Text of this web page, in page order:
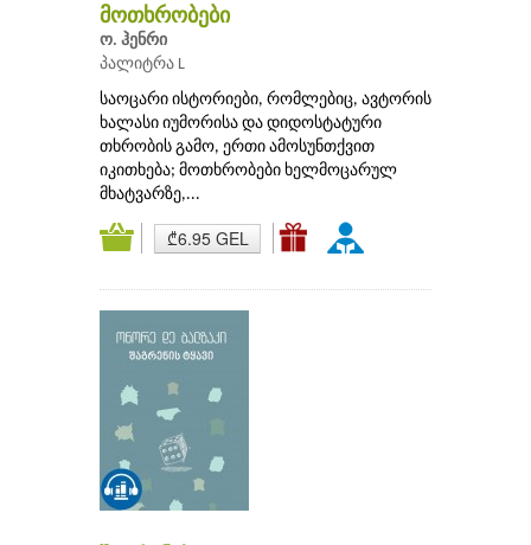
მოთხრობები
ო. ჰენრი
პალიტრა L
საოცარი ისტორიები, რომლებიც, ავტორის
ხალასი იუმორისა და დიდოსტატური
თხრობის გამო, ერთი ამოსუნთქვით
იკითხება; მოთხრობები ხელმოცარულ
მხატვარზე,...
₾6.95 GEL